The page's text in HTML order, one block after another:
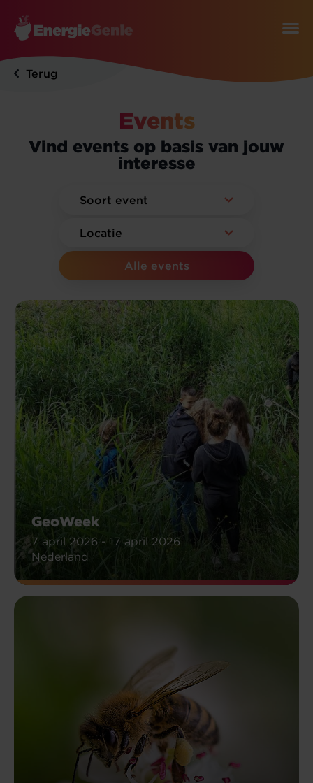
Terug
Events
Vind events op basis van jouw
interesse
Alle events
GeoWeek
7 april 2026 - 17 april 2026
Nederland